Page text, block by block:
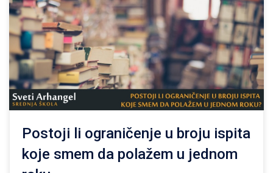
Postoji li ograničenje u broju ispita
koje smem da polažem u jednom